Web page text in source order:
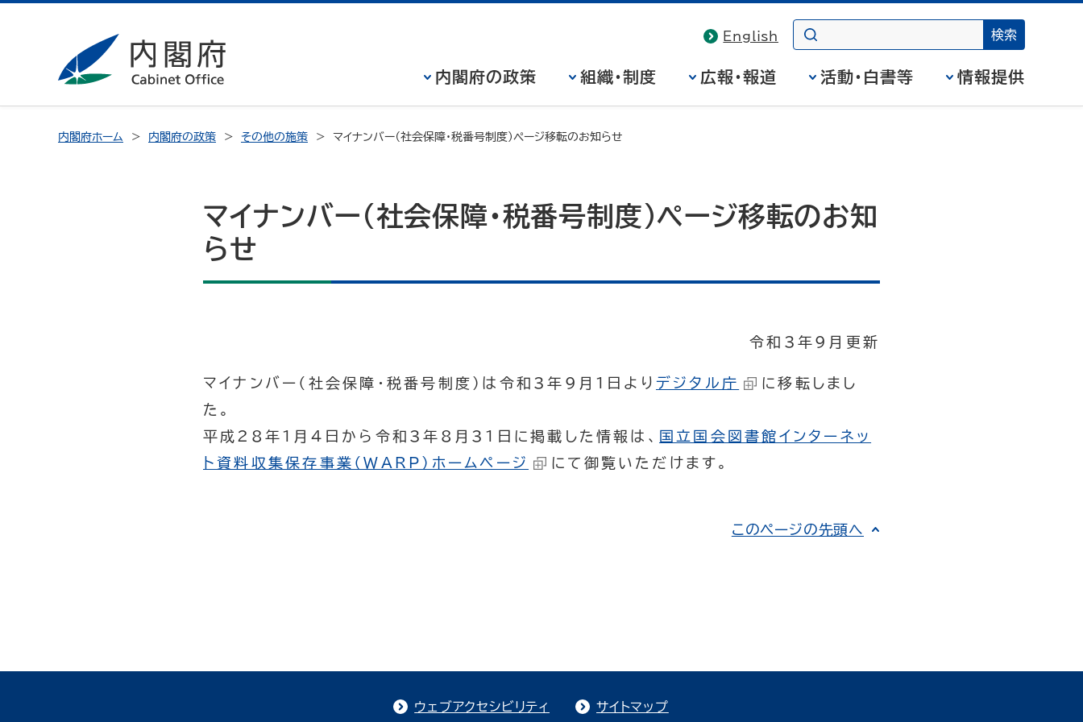
English
内閣府の政策 組織・制度 広報・報道 活動・白書等 情報提供
内閣府ホーム 内閣府の政策 その他の施策 マイナンバー（社会保障・税番号制度）ページ移転のお知らせ
マイナンバー（社会保障・税番号制度）ページ移転のお知
らせ
令和3年9月更新
マイナンバー（社会保障・税番号制度）は令和3年9月1日より デジタル庁
に移転しまし
た。
平成28年1月4日から令和3年8月31日に掲載した情報は、
国立国会図書館インターネッ
ト資料収集保存事業（WARP）ホームページ
にて御覧いただけます。
このページの先頭へ
ウェブアクセシビリティ サイトマップ